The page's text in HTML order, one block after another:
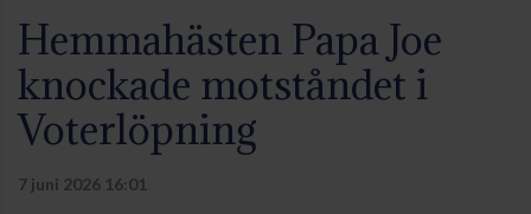
Hemmahästen Papa Joe
knockade motståndet i
Voterlöpning
7 juni 2026 16:01